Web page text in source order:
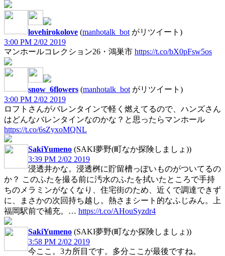
lovehirokolove (manhotalk_bot がリツイート)
3:00 PM 2/02 2019
マンホールコレクション26・鴻巣市 https://t.co/bX0pFsw5os
snow_6flowers (manhotalk_bot がリツイート)
3:00 PM 2/02 2019
ロフトさんがバレンタインで軽く燃えてるので、ハンズさん
はどんなバレンタインなのかな？と思ったらマンホール
https://t.co/6sZyxoMQNL
SakiYumeno (SAKI夢野(町なか探険しましょ))
3:39 PM 2/02 2019
浸透井かな。浸透桝に貯留槽っぽいものがついてるの
か？ このふたを撮る前に汚水のふたを拭いたところで手持
ちのメラミンがなくなり、住宅街のため、近くで調達できず
に、まさかの次回持ち越し。熱さまシート的なふじみん。上
福岡駅前で補充。… https://t.co/AHouSyzdr4
SakiYumeno (SAKI夢野(町なか探険しましょ))
3:58 PM 2/02 2019
今ここ。3カ所目です。多分ここが最後ですね。